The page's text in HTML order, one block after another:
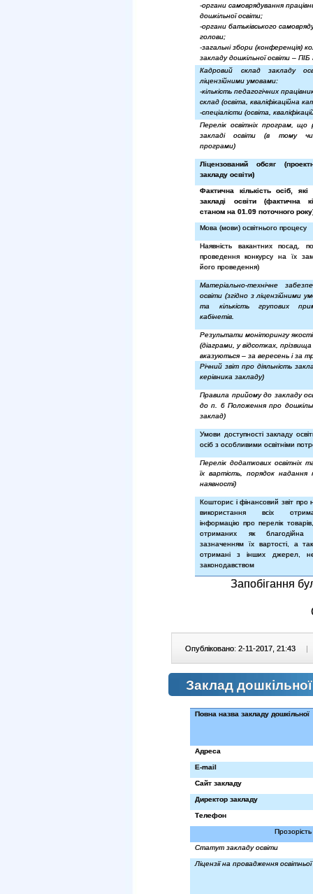
-органи самоврядування
дошкільної освіти;
-органи батьківського
голови;
-загальні збори (конференція)
закладу дошкільної освіти – ПІБ
Кадровий склад закладу
ліцензійними умовами:
-кількість педагогічних
склад (освіта, кваліфікаційна
-спеціалісти (освіта,
Перелік освітніх програм, що
закладі освіти (в тому
програми)
Ліцензований обсяг
закладу освіти)
Фактична кількість осіб,
закладі освіти (фактична
станом на 01.09 поточного
Мова (мови) освітнього процесу
Наявність вакантних посад,
проведення конкурсу на їх
його проведення)
Матеріально-технічне
освіти (згідно з ліцензійними
та кількість групових
кабінетів.
Результати моніторингу
(діаграми, у відсотках,
вказуються – за вересень і за
Річний звіт про діяльність
керівника закладу)
Правила прийому до закладу
до п. 6 Положення про
заклад)
Умови доступності закладу
осіб з особливими освітніми
Перелік додаткових освітніх
їх вартість, порядок
наявності)
Кошторис і фінансовий звіт про
використання всіх
інформацію про перелік
отриманих як благодійна
зазначенням їх вартості, а
отримані з інших джерел,
законодавством
Запобігання
Опубліковано: 2-11-2017, 21:43 |
Заклад
Повна назва закладу дошкільної
Адреса
E-mail
Сайт закладу
Директор закладу
Телефон
Прозорість
Статут закладу освіти
Ліцензії на провадження освітньої